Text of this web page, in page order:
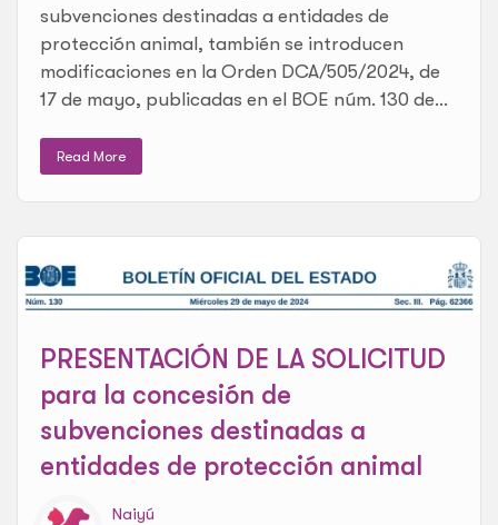
subvenciones destinadas a entidades de
protección animal, también se introducen
modificaciones en la Orden DCA/505/2024, de
17 de mayo, publicadas en el BOE núm. 130 de...
Read More
PRESENTACIÓN DE LA SOLICITUD
para la concesión de
subvenciones destinadas a
entidades de protección animal
Naiyú